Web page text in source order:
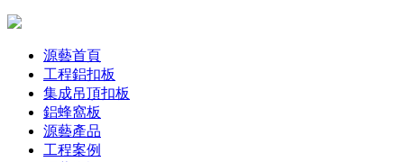
源藝首頁
工程鋁扣板
集成吊頂扣板
鋁蜂窩板
源藝產品
工程案例